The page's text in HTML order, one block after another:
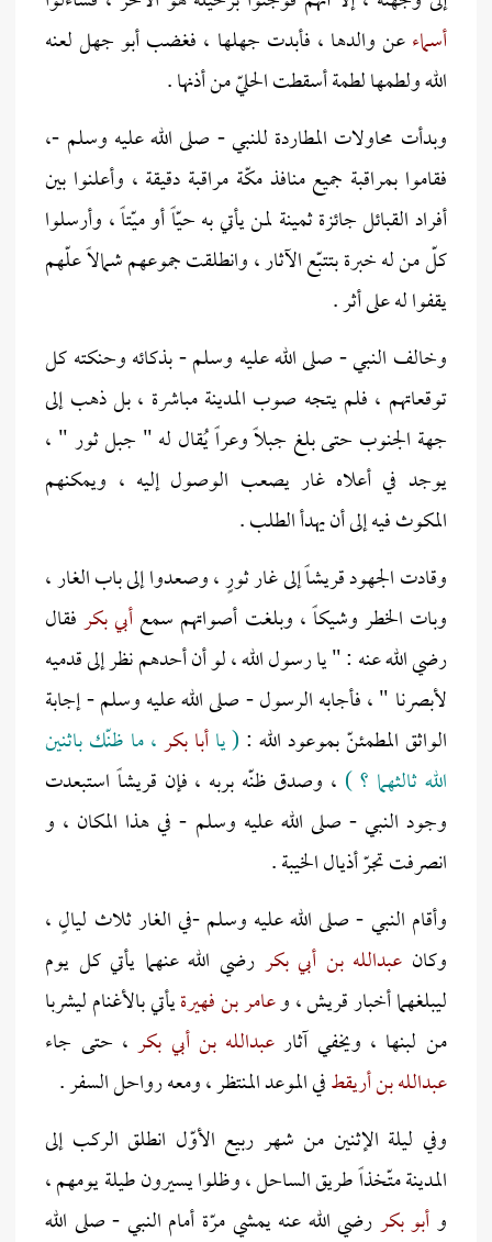
أسماءعن والدها ، فأبدت جهلها ، فغضب أبو جهل لعنه
الله ولطمها لطمة أسقطت الحليّ من أذنها .
وبدأت محاولات المطاردة للنبي - صلى الله عليه وسلم -،
فقاموا بمراقبة جميع منافذ مكّة مراقبة دقيقة ، وأعلنوا بين
أفراد القبائل جائزة ثمينة لمن يأتي به حيّاً أو ميّتاً ، وأرسلوا
كلّ من له خبرة بتتبّع الآثار ، وانطلقت جموعهم شمالاً علّهم
يقفوا له على أثر .
وخالف النبي - صلى الله عليه وسلم - بذكائه وحنكته كل
توقعاتهم ، فلم يتجه صوب المدينة مباشرة ، بل ذهب إلى
جهة الجنوب حتى بلغ جبلاً وعراً يُقال له " جبل ثور " ،
يوجد في أعلاه غار يصعب الوصول إليه ، ويمكنهم
المكوث فيه إلى أن يهدأ الطلب .
وقادت الجهود قريشاً إلى غار ثورٍ ، وصعدوا إلى باب الغار ،
وبات الخطر وشيكاً ، وبلغت أصواتهم سمعأبي بكرفقال
رضي الله عنه : " يا رسول الله ، لو أن أحدهم نظر إلى قدميه
لأبصرنا " ، فأجابه الرسول - صلى الله عليه وسلم - إجابة
الواثق المطمئنّ بموعود الله : ( ياأبا بكر، ما ظنّك باثنين
الله ثالثهما ؟ ) ، وصدق ظنّه بربه ، فإن قريشاً استبعدت
وجود النبي - صلى الله عليه وسلم - في هذا المكان ، و
انصرفت تجرّ أذيال الخيبة .
وأقام النبي - صلى الله عليه وسلم -في الغار ثلاث ليالٍ ،
وكان عبدالله بن أبي بكر رضي الله عنهما يأتي كل يوم
ليبلغهما أخبار قريش ، وعامر بن فهيرةيأتي بالأغنام ليشربا
من لبنها ، ويخفي آثار عبدالله بن أبي بكر ، حتى جاء
عبدالله بن أريقطفي الموعد المنتظر ، ومعه رواحل السفر .
وفي ليلة الإثنين من شهر ربيع الأوّل انطلق الركب إلى
المدينة متّخذاً طريق الساحل ، وظلوا يسيرون طيلة يومهم ،
وأبو بكررضي الله عنه يمشي مرّة أمام النبي - صلى الله